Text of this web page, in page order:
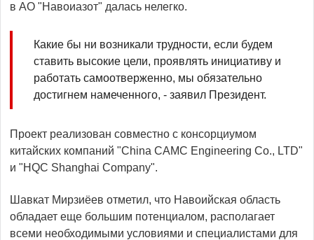
в АО "Навоиазот" далась нелегко.
Какие бы ни возникали трудности, если будем
ставить высокие цели, проявлять инициативу и
работать самоотверженно, мы обязательно
достигнем намеченного, - заявил Президент.
Проект реализован совместно с консорциумом
китайских компаний "China CAMC Engineering Co., LTD"
и "HQC Shanghai Company".
Шавкат Мирзиёев отметил, что Навоийская область
обладает еще большим потенциалом, располагает
всеми необходимыми условиями и специалистами для